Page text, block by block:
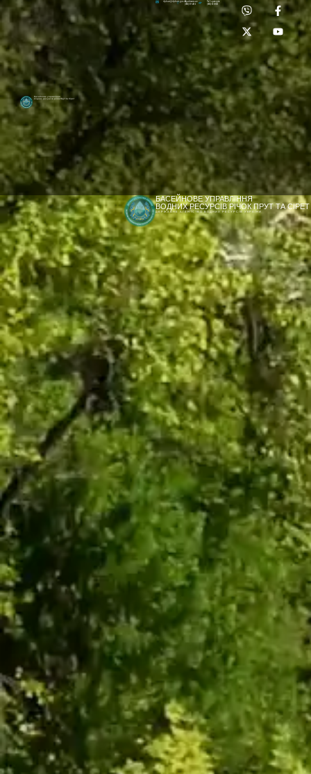
[newyear_garland]
Басейнове управління
водних ресурсів річок Прут та Сірет
Лабораторія:
(0372) 53-92-00
dpbuvr@dpbuvr.gov.uaПриймальня:
(0372) 51-14-56
БАСЕЙНОВЕ УПРАВЛІННЯ
ВОДНИХ РЕСУРСІВ РІЧОК ПРУТ ТА СІРЕТ
ДЕРЖАВНЕ АГЕНТСТВО ВОДНИХ РЕСУРСІВ УКРАЇНИ